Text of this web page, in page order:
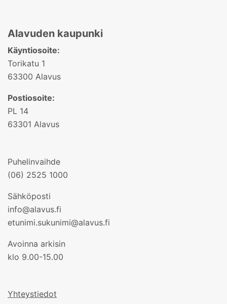
Alavuden kaupunki
Käyntiosoite:
Torikatu 1
63300 Alavus
Postiosoite:
PL 14
63301 Alavus
Puhelinvaihde
(06) 2525 1000
Sähköposti
info@alavus.fi
etunimi.sukunimi@alavus.fi
Avoinna arkisin
klo 9.00-15.00
Yhteystiedot